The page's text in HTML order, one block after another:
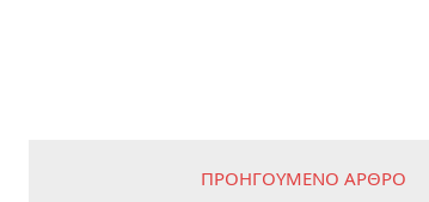
ΠΡΟΗΓΟΎΜΕΝΟ ΆΡΘΡΟ